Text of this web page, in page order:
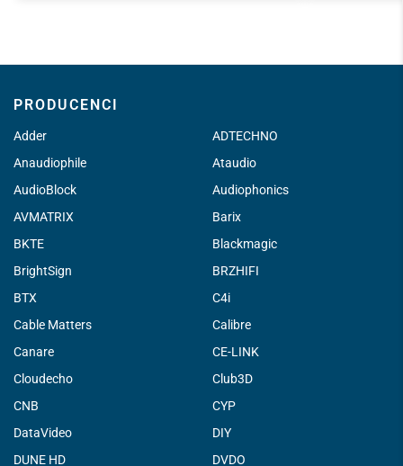
PRODUCENCI
Adder
ADTECHNO
Anaudiophile
Ataudio
AudioBlock
Audiophonics
AVMATRIX
Barix
BKTE
Blackmagic
BrightSign
BRZHIFI
BTX
C4i
Cable Matters
Calibre
Canare
CE-LINK
Cloudecho
Club3D
CNB
CYP
DataVideo
DIY
DUNE HD
DVDO